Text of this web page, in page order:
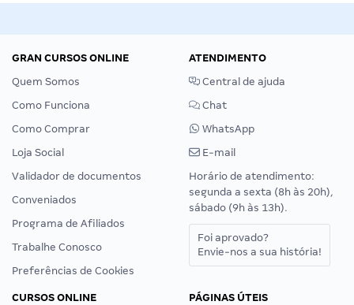
GRAN CURSOS ONLINE
Quem Somos
Como Funciona
Como Comprar
Loja Social
Validador de documentos
Conveniados
Programa de Afiliados
Trabalhe Conosco
Preferências de Cookies
ATENDIMENTO
Central de ajuda
Chat
WhatsApp
E-mail
Horário de atendimento:
segunda a sexta (8h às 20h),
sábado (9h às 13h).
Foi aprovado?
Envie-nos a sua história!
CURSOS ONLINE
PÁGINAS ÚTEIS